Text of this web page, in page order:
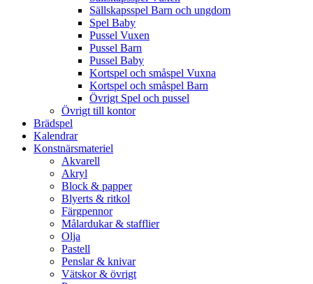
Sällskapsspel Barn och ungdom
Spel Baby
Pussel Vuxen
Pussel Barn
Pussel Baby
Kortspel och småspel Vuxna
Kortspel och småspel Barn
Övrigt Spel och pussel
Övrigt till kontor
Brädspel
Kalendrar
Konstnärsmateriel
Akvarell
Akryl
Block & papper
Blyerts & ritkol
Färgpennor
Målardukar & stafflier
Olja
Pastell
Penslar & knivar
Vätskor & övrigt